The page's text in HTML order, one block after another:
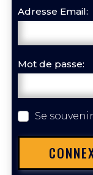
Adresse Email:
Mot de passe:
Se